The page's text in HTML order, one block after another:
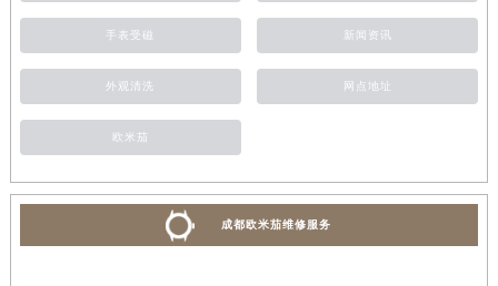
手表受磁 新闻资讯
外观清洗 网点地址
欧米茄
成都欧米茄维修服务